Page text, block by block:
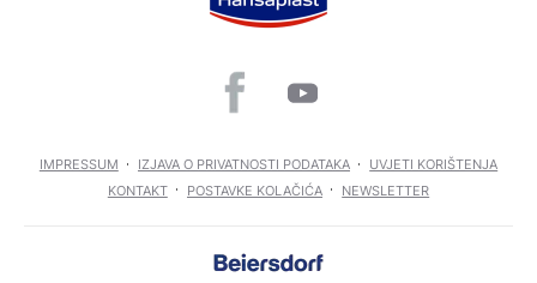
IMPRESSUM IZJAVA O PRIVATNOSTI PODATAKA
UVJETI KORIŠTENJA
KONTAKT
POSTAVKE KOLAČIĆA NEWSLETTER